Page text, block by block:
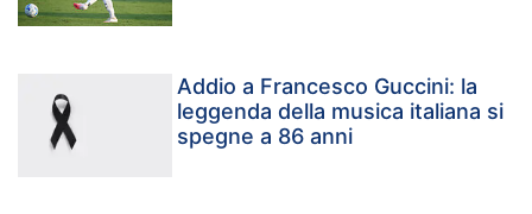
Addio a Francesco Guccini: la
leggenda della musica italiana si
spegne a 86 anni